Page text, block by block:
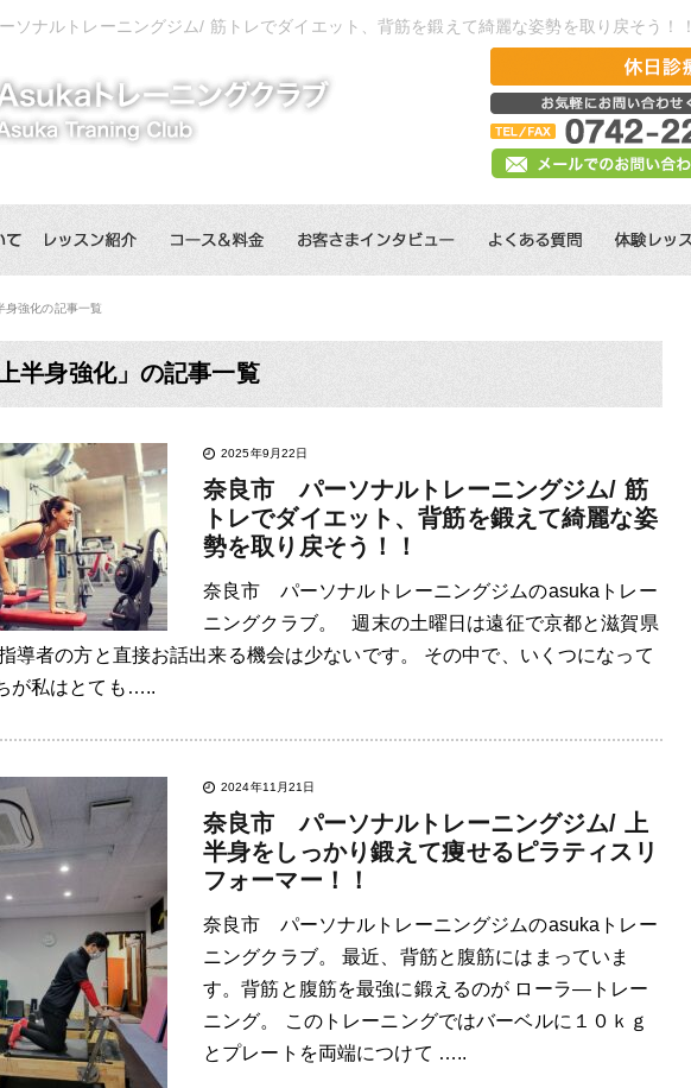
ナルトレーニングジム/ 筋トレでダイエット、背筋を鍛えて綺麗な姿勢を取り戻そう！！
身強化の記事一覧
上半身強化」の記事一覧
2025年9月22日
奈良市 パーソナルトレーニングジム/ 筋
トレでダイエット、背筋を鍛えて綺麗な姿
勢を取り戻そう！！
奈良市 パーソナルトレーニングジムのasukaトレー
ニングクラブ。 週末の土曜日は遠征で京都と滋賀県
導者の方と直接お話出来る機会は少ないです。 その中で、いくつになって
が私はとても…..
2024年11月21日
奈良市 パーソナルトレーニングジム/ 上
半身をしっかり鍛えて痩せるピラティスリ
フォーマー！！
奈良市 パーソナルトレーニングジムのasukaトレー
ニングクラブ。 最近、背筋と腹筋にはまっていま
す。背筋と腹筋を最強に鍛えるのが ローラ―トレー
ニング。 このトレーニングではバーベルに１０ｋｇ
とプレートを両端につけて …..